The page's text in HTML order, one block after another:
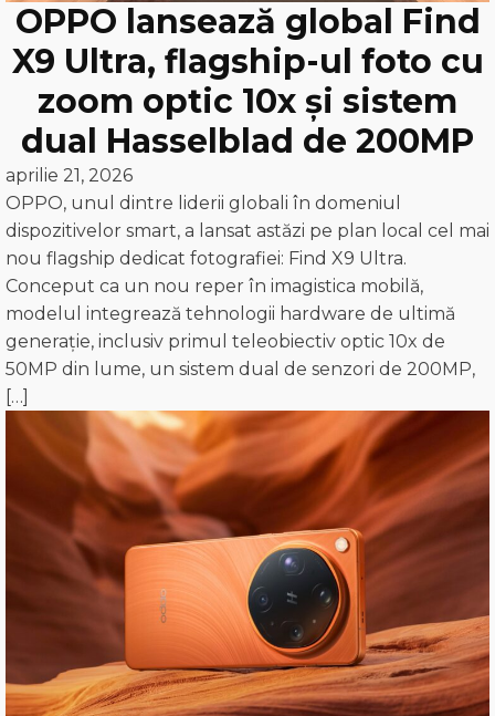
OPPO lansează global Find
X9 Ultra, flagship-ul foto cu
zoom optic 10x și sistem
dual Hasselblad de 200MP
aprilie 21, 2026
OPPO, unul dintre liderii globali în domeniul
dispozitivelor smart, a lansat astăzi pe plan local cel mai
nou flagship dedicat fotografiei: Find X9 Ultra.
Conceput ca un nou reper în imagistica mobilă,
modelul integrează tehnologii hardware de ultimă
generație, inclusiv primul teleobiectiv optic 10x de
50MP din lume, un sistem dual de senzori de 200MP,
[…]